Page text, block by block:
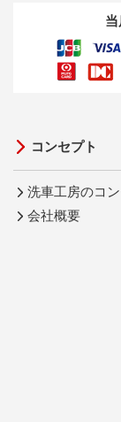
コンセプト
洗車工房のコ
会社概要